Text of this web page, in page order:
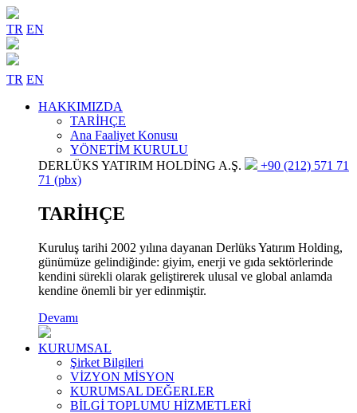
TR EN
TR EN
HAKKIMIZDA
TARİHÇE
Ana Faaliyet Konusu
YÖNETİM KURULU
DERLÜKS YATIRIM HOLDİNG A.Ş.
+90 (212) 571 71
71 (pbx)
TARİHÇE
Kuruluş tarihi 2002 yılına dayanan Derlüks Yatırım Holding,
günümüze gelindiğinde: giyim, enerji ve gıda sektörlerinde
kendini sürekli olarak geliştirerek ulusal ve global anlamda
kendine önemli bir yer edinmiştir.
Devamı
KURUMSAL
Şirket Bilgileri
VİZYON MİSYON
KURUMSAL DEĞERLER
BİLGİ TOPLUMU HİZMETLERİ